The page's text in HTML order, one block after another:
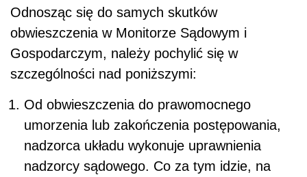
Odnosząc się do samych skutków
obwieszczenia w Monitorze Sądowym i
Gospodarczym, należy pochylić się w
szczególności nad poniższymi:
Od obwieszczenia do prawomocnego
umorzenia lub zakończenia postępowania,
nadzorca układu wykonuje uprawnienia
nadzorcy sądowego. Co za tym idzie, na